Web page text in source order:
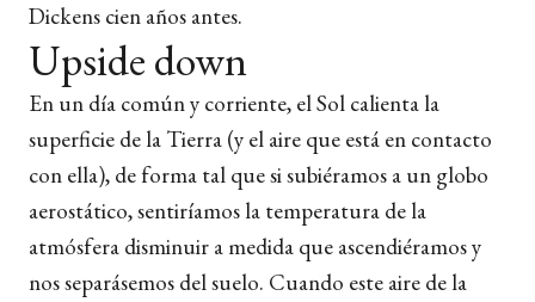
Dickens cien años antes.
Upside down
En un día común y corriente, el Sol calienta la
superficie de la Tierra (y el aire que está en contacto
con ella), de forma tal que si subiéramos a un globo
aerostático, sentiríamos la temperatura de la
atmósfera disminuir a medida que ascendiéramos y
nos separásemos del suelo. Cuando este aire de la